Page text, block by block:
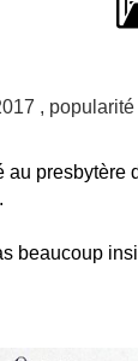
, popularité
au presbytère
beaucoup